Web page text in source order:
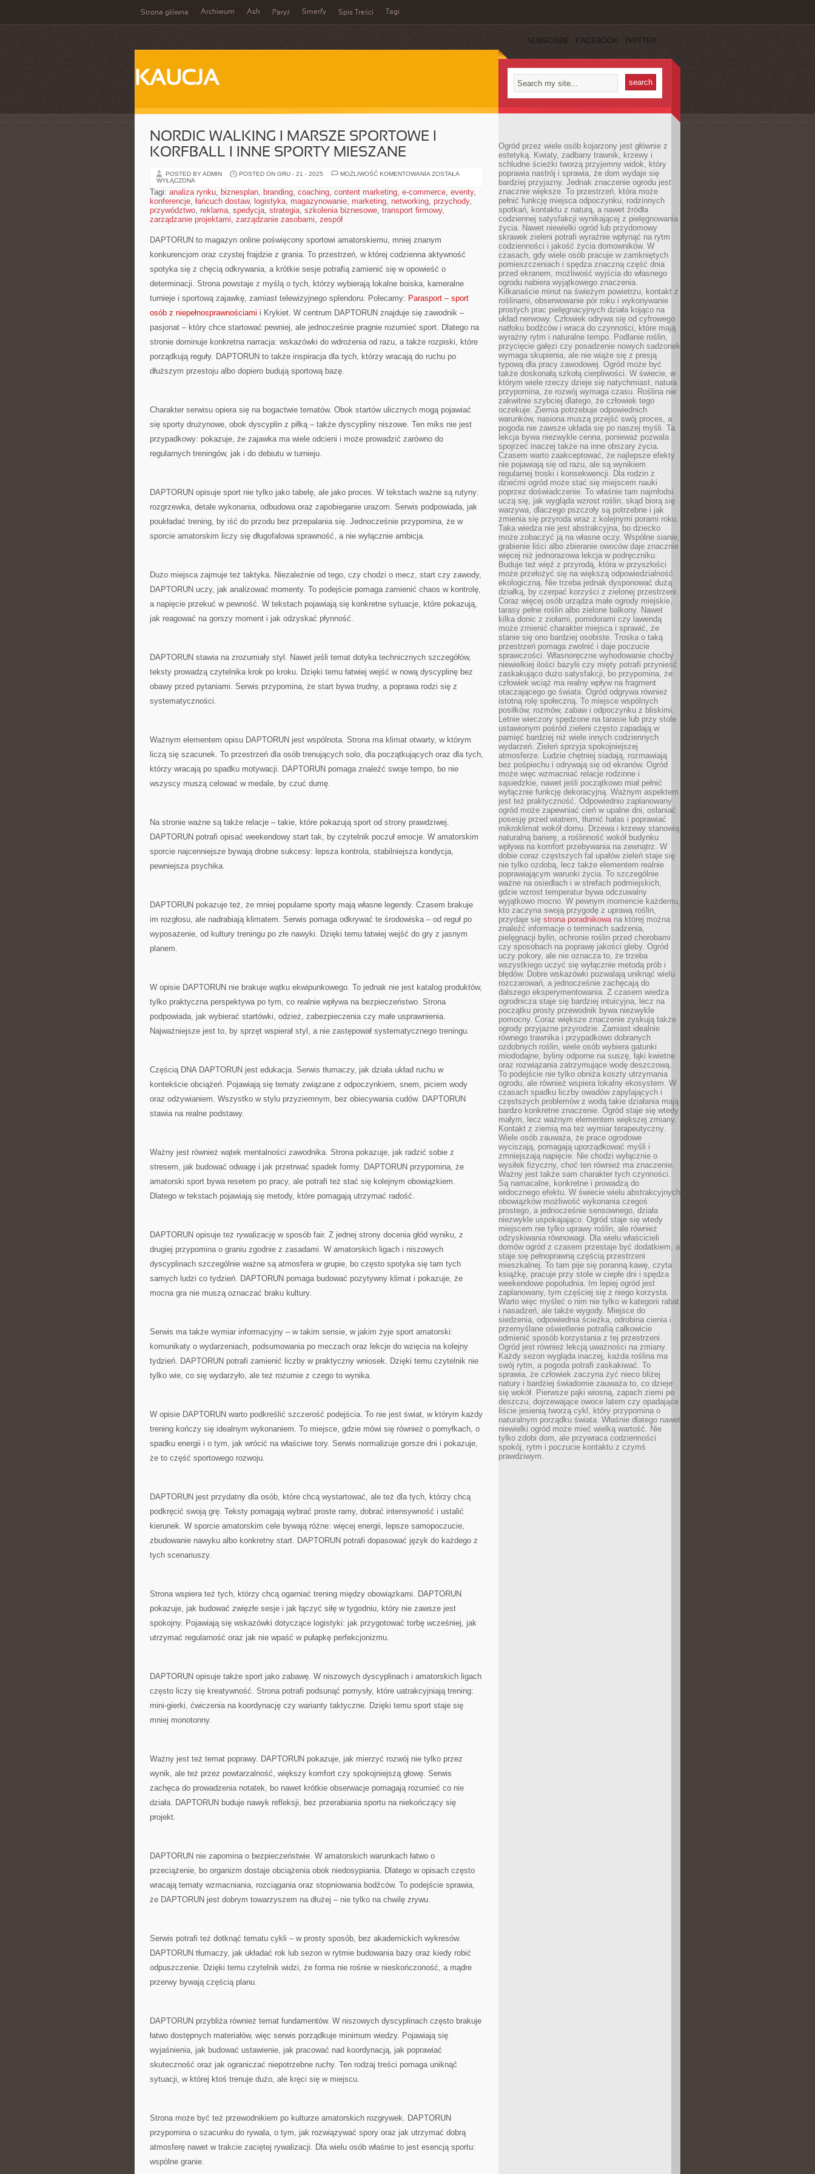
Strona główna Archiwum Ash Paryż Smerfy Spis Treści Tagi
SUBSCRIBE FACEBOOK TWITTER
KAUCJA
NORDIC WALKING I MARSZE SPORTOWE I
KORFBALL I INNE SPORTY MIESZANE
POSTED BY ADMIN POSTED ON GRU - 21 - 2025 MOŻLIWOŚĆ KOMENTOWANIA NORDIC
MARSZE
SPORTOWE
KORFBALL
MIESZANE
ZOSTAŁA
WYŁĄCZONA
Tagi: analiza rynku, biznesplan, branding, coaching, content marketing, e-commerce, eventy,
konferencje, łańcuch dostaw, logistyka, magazynowanie, marketing, networking, przychody,
przywództwo, reklama, spedycja, strategia, szkolenia biznesowe, transport firmowy,
zarządzanie projektami, zarządzanie zasobami, zespół
DAPTORUN to magazyn online poświęcony sportowi amatorskiemu, mniej znanym
konkurencjom oraz czystej frajdzie z grania. To przestrzeń, w której codzienna aktywność
spotyka się z chęcią odkrywania, a krótkie sesje potrafią zamienić się w opowieść o
determinacji. Strona powstaje z myślą o tych, którzy wybierają lokalne boiska, kameralne
turnieje i sportową zajawkę, zamiast telewizyjnego splendoru. Polecamy: Parasport – sport
osób z niepełnosprawnościami i Krykiet. W centrum DAPTORUN znajduje się zawodnik –
pasjonat – który chce startować pewniej, ale jednocześnie pragnie rozumieć sport. Dlatego na
stronie dominuje konkretna narracja: wskazówki do wdrożenia od razu, a także rozpiski, które
porządkują reguły. DAPTORUN to także inspiracja dla tych, którzy wracają do ruchu po
dłuższym przestoju albo dopiero budują sportową bazę.
Charakter serwisu opiera się na bogactwie tematów. Obok startów ulicznych mogą pojawiać
się sporty drużynowe, obok dyscyplin z piłką – także dyscypliny niszowe. Ten miks nie jest
przypadkowy: pokazuje, że zajawka ma wiele odcieni i może prowadzić zarówno do
regularnych treningów, jak i do debiutu w turnieju.
DAPTORUN opisuje sport nie tylko jako tabelę, ale jako proces. W tekstach ważne są rutyny:
rozgrzewka, detale wykonania, odbudowa oraz zapobieganie urazom. Serwis podpowiada, jak
poukładać trening, by iść do przodu bez przepalania się. Jednocześnie przypomina, że w
sporcie amatorskim liczy się długofalowa sprawność, a nie wyłącznie ambicja.
Dużo miejsca zajmuje też taktyka. Niezależnie od tego, czy chodzi o mecz, start czy zawody,
DAPTORUN uczy, jak analizować momenty. To podejście pomaga zamienić chaos w kontrolę,
a napięcie przekuć w pewność. W tekstach pojawiają się konkretne sytuacje, które pokazują,
jak reagować na gorszy moment i jak odzyskać płynność.
DAPTORUN stawia na zrozumiały styl. Nawet jeśli temat dotyka technicznych szczegółów,
teksty prowadzą czytelnika krok po kroku. Dzięki temu łatwiej wejść w nową dyscyplinę bez
obawy przed pytaniami. Serwis przypomina, że start bywa trudny, a poprawa rodzi się z
systematyczności.
Ważnym elementem opisu DAPTORUN jest wspólnota. Strona ma klimat otwarty, w którym
liczą się szacunek. To przestrzeń dla osób trenujących solo, dla początkujących oraz dla tych,
którzy wracają po spadku motywacji. DAPTORUN pomaga znaleźć swoje tempo, bo nie
wszyscy muszą celować w medale, by czuć dumę.
Na stronie ważne są także relacje – takie, które pokazują sport od strony prawdziwej.
DAPTORUN potrafi opisać weekendowy start tak, by czytelnik poczuł emocje. W amatorskim
sporcie najcenniejsze bywają drobne sukcesy: lepsza kontrola, stabilniejsza kondycja,
pewniejsza psychika.
DAPTORUN pokazuje też, że mniej popularne sporty mają własne legendy. Czasem brakuje
im rozgłosu, ale nadrabiają klimatem. Serwis pomaga odkrywać te środowiska – od reguł po
wyposażenie, od kultury treningu po złe nawyki. Dzięki temu łatwiej wejść do gry z jasnym
planem.
W opisie DAPTORUN nie brakuje wątku ekwipunkowego. To jednak nie jest katalog produktów,
tylko praktyczna perspektywa po tym, co realnie wpływa na bezpieczeństwo. Strona
podpowiada, jak wybierać startówki, odzież, zabezpieczenia czy małe usprawnienia.
Najważniejsze jest to, by sprzęt wspierał styl, a nie zastępował systematycznego treningu.
Częścią DNA DAPTORUN jest edukacja. Serwis tłumaczy, jak działa układ ruchu w
kontekście obciążeń. Pojawiają się tematy związane z odpoczynkiem, snem, piciem wody
oraz odżywianiem. Wszystko w stylu przyziemnym, bez obiecywania cudów. DAPTORUN
stawia na realne podstawy.
Ważny jest również wątek mentalności zawodnika. Strona pokazuje, jak radzić sobie z
stresem, jak budować odwagę i jak przetrwać spadek formy. DAPTORUN przypomina, że
amatorski sport bywa resetem po pracy, ale potrafi też stać się kolejnym obowiązkiem.
Dlatego w tekstach pojawiają się metody, które pomagają utrzymać radość.
DAPTORUN opisuje też rywalizację w sposób fair. Z jednej strony docenia głód wyniku, z
drugiej przypomina o graniu zgodnie z zasadami. W amatorskich ligach i niszowych
dyscyplinach szczególnie ważne są atmosfera w grupie, bo często spotyka się tam tych
samych ludzi co tydzień. DAPTORUN pomaga budować pozytywny klimat i pokazuje, że
mocna gra nie muszą oznaczać braku kultury.
Serwis ma także wymiar informacyjny – w takim sensie, w jakim żyje sport amatorski:
komunikaty o wydarzeniach, podsumowania po meczach oraz lekcje do wzięcia na kolejny
tydzień. DAPTORUN potrafi zamienić liczby w praktyczny wniosek. Dzięki temu czytelnik nie
tylko wie, co się wydarzyło, ale też rozumie z czego to wynika.
W opisie DAPTORUN warto podkreślić szczerość podejścia. To nie jest świat, w którym każdy
trening kończy się idealnym wykonaniem. To miejsce, gdzie mówi się również o pomyłkach, o
spadku energii i o tym, jak wrócić na właściwe tory. Serwis normalizuje gorsze dni i pokazuje,
że to część sportowego rozwoju.
DAPTORUN jest przydatny dla osób, które chcą wystartować, ale też dla tych, którzy chcą
podkręcić swoją grę. Teksty pomagają wybrać proste ramy, dobrać intensywność i ustalić
kierunek. W sporcie amatorskim cele bywają różne: więcej energii, lepsze samopoczucie,
zbudowanie nawyku albo konkretny start. DAPTORUN potrafi dopasować język do każdego z
tych scenariuszy.
Strona wspiera też tych, którzy chcą ogarniać trening między obowiązkami. DAPTORUN
pokazuje, jak budować zwięzłe sesje i jak łączyć siłę w tygodniu, który nie zawsze jest
spokojny. Pojawiają się wskazówki dotyczące logistyki: jak przygotować torbę wcześniej, jak
utrzymać regularność oraz jak nie wpaść w pułapkę perfekcjonizmu.
DAPTORUN opisuje także sport jako zabawę. W niszowych dyscyplinach i amatorskich ligach
często liczy się kreatywność. Strona potrafi podsunąć pomysły, które uatrakcyjniają trening:
mini-gierki, ćwiczenia na koordynację czy warianty taktyczne. Dzięki temu sport staje się
mniej monotonny.
Ważny jest też temat poprawy. DAPTORUN pokazuje, jak mierzyć rozwój nie tylko przez
wynik, ale też przez powtarzalność, większy komfort czy spokojniejszą głowę. Serwis
zachęca do prowadzenia notatek, bo nawet krótkie obserwacje pomagają rozumieć co nie
działa. DAPTORUN buduje nawyk refleksji, bez przerabiania sportu na niekończący się
projekt.
DAPTORUN nie zapomina o bezpieczeństwie. W amatorskich warunkach łatwo o
przeciążenie, bo organizm dostaje obciążenia obok niedosypiania. Dlatego w opisach często
wracają tematy wzmacniania, rozciągania oraz stopniowania bodźców. To podejście sprawia,
że DAPTORUN jest dobrym towarzyszem na dłużej – nie tylko na chwilę zrywu.
Serwis potrafi też dotknąć tematu cykli – w prosty sposób, bez akademickich wykresów.
DAPTORUN tłumaczy, jak układać rok lub sezon w rytmie budowania bazy oraz kiedy robić
odpuszczenie. Dzięki temu czytelnik widzi, że forma nie rośnie w nieskończoność, a mądre
przerwy bywają częścią planu.
DAPTORUN przybliża również temat fundamentów. W niszowych dyscyplinach często brakuje
łatwo dostępnych materiałów, więc serwis porządkuje minimum wiedzy. Pojawiają się
wyjaśnienia, jak budować ustawienie, jak pracować nad koordynacją, jak poprawiać
skuteczność oraz jak ograniczać niepotrzebne ruchy. Ten rodzaj treści pomaga uniknąć
sytuacji, w której ktoś trenuje dużo, ale kręci się w miejscu.
Strona może być też przewodnikiem po kulturze amatorskich rozgrywek. DAPTORUN
przypomina o szacunku do rywala, o tym, jak rozwiązywać spory oraz jak utrzymać dobrą
atmosferę nawet w trakcie zaciętej rywalizacji. Dla wielu osób właśnie to jest esencją sportu:
wspólne granie.
Ogród przez wiele osób kojarzony jest głównie z
estetyką. Kwiaty, zadbany trawnik, krzewy i
schludne ścieżki tworzą przyjemny widok, który
poprawia nastrój i sprawia, że dom wydaje się
bardziej przyjazny. Jednak znaczenie ogrodu jest
znacznie większe. To przestrzeń, która może
pełnić funkcję miejsca odpoczynku, rodzinnych
spotkań, kontaktu z naturą, a nawet źródła
codziennej satysfakcji wynikającej z pielęgnowania
życia. Nawet niewielki ogród lub przydomowy
skrawek zieleni potrafi wyraźnie wpłynąć na rytm
codzienności i jakość życia domowników. W
czasach, gdy wiele osób pracuje w zamkniętych
pomieszczeniach i spędza znaczną część dnia
przed ekranem, możliwość wyjścia do własnego
ogrodu nabiera wyjątkowego znaczenia.
Kilkanaście minut na świeżym powietrzu, kontakt z
roślinami, obserwowanie pór roku i wykonywanie
prostych prac pielęgnacyjnych działa kojąco na
układ nerwowy. Człowiek odrywa się od cyfrowego
natłoku bodźców i wraca do czynności, które mają
wyraźny rytm i naturalne tempo. Podlanie roślin,
przycięcie gałęzi czy posadzenie nowych sadzonek
wymaga skupienia, ale nie wiąże się z presją
typową dla pracy zawodowej. Ogród może być
także doskonałą szkołą cierpliwości. W świecie, w
którym wiele rzeczy dzieje się natychmiast, natura
przypomina, że rozwój wymaga czasu. Roślina nie
zakwitnie szybciej dlatego, że człowiek tego
oczekuje. Ziemia potrzebuje odpowiednich
warunków, nasiona muszą przejść swój proces, a
pogoda nie zawsze układa się po naszej myśli. Ta
lekcja bywa niezwykle cenna, ponieważ pozwala
spojrzeć inaczej także na inne obszary życia.
Czasem warto zaakceptować, że najlepsze efekty
nie pojawiają się od razu, ale są wynikiem
regularnej troski i konsekwencji. Dla rodzin z
dziećmi ogród może stać się miejscem nauki
poprzez doświadczenie. To właśnie tam najmłodsi
uczą się, jak wygląda wzrost roślin, skąd biorą się
warzywa, dlaczego pszczoły są potrzebne i jak
zmienia się przyroda wraz z kolejnymi porami roku.
Taka wiedza nie jest abstrakcyjna, bo dziecko
może zobaczyć ją na własne oczy. Wspólne sianie,
grabienie liści albo zbieranie owoców daje znacznie
więcej niż jednorazowa lekcja w podręczniku.
Buduje też więź z przyrodą, która w przyszłości
może przełożyć się na większą odpowiedzialność
ekologiczną. Nie trzeba jednak dysponować dużą
działką, by czerpać korzyści z zielonej przestrzeni.
Coraz więcej osób urządza małe ogrody miejskie,
tarasy pełne roślin albo zielone balkony. Nawet
kilka donic z ziołami, pomidorami czy lawendą
może zmienić charakter miejsca i sprawić, że
stanie się ono bardziej osobiste. Troska o taką
przestrzeń pomaga zwolnić i daje poczucie
sprawczości. Własnoręczne wyhodowanie choćby
niewielkiej ilości bazylii czy mięty potrafi przynieść
zaskakująco dużo satysfakcji, bo przypomina, że
człowiek wciąż ma realny wpływ na fragment
otaczającego go świata. Ogród odgrywa również
istotną rolę społeczną. To miejsce wspólnych
posiłków, rozmów, zabaw i odpoczynku z bliskimi.
Letnie wieczory spędzone na tarasie lub przy stole
ustawionym pośród zieleni często zapadają w
pamięć bardziej niż wiele innych codziennych
wydarzeń. Zieleń sprzyja spokojniejszej
atmosferze. Ludzie chętniej siadają, rozmawiają
bez pośpiechu i odrywają się od ekranów. Ogród
może więc wzmacniać relacje rodzinne i
sąsiedzkie, nawet jeśli początkowo miał pełnić
wyłącznie funkcję dekoracyjną. Ważnym aspektem
jest też praktyczność. Odpowiednio zaplanowany
ogród może zapewniać cień w upalne dni, osłaniać
posesję przed wiatrem, tłumić hałas i poprawiać
mikroklimat wokół domu. Drzewa i krzewy stanowią
naturalną barierę, a roślinność wokół budynku
wpływa na komfort przebywania na zewnątrz. W
dobie coraz częstszych fal upałów zieleń staje się
nie tylko ozdobą, lecz także elementem realnie
poprawiającym warunki życia. To szczególnie
ważne na osiedlach i w strefach podmiejskich,
gdzie wzrost temperatur bywa odczuwalny
wyjątkowo mocno. W pewnym momencie każdemu,
kto zaczyna swoją przygodę z uprawą roślin,
przydaje się strona poradnikowana której można
znaleźć informacje o terminach sadzenia,
pielęgnacji bylin, ochronie roślin przed chorobami
czy sposobach na poprawę jakości gleby. Ogród
uczy pokory, ale nie oznacza to, że trzeba
wszystkiego uczyć się wyłącznie metodą prób i
błędów. Dobre wskazówki pozwalają uniknąć wielu
rozczarowań, a jednocześnie zachęcają do
dalszego eksperymentowania. Z czasem wiedza
ogrodnicza staje się bardziej intuicyjna, lecz na
początku prosty przewodnik bywa niezwykle
pomocny. Coraz większe znaczenie zyskują także
ogrody przyjazne przyrodzie. Zamiast idealnie
równego trawnika i przypadkowo dobranych
ozdobnych roślin, wiele osób wybiera gatunki
miododajne, byliny odporne na suszę, łąki kwietne
oraz rozwiązania zatrzymujące wodę deszczową.
To podejście nie tylko obniża koszty utrzymania
ogrodu, ale również wspiera lokalny ekosystem. W
czasach spadku liczby owadów zapylających i
częstszych problemów z wodą takie działania mają
bardzo konkretne znaczenie. Ogród staje się wtedy
małym, lecz ważnym elementem większej zmiany.
Kontakt z ziemią ma też wymiar terapeutyczny.
Wiele osób zauważa, że prace ogrodowe
wyciszają, pomagają uporządkować myśli i
zmniejszają napięcie. Nie chodzi wyłącznie o
wysiłek fizyczny, choć ten również ma znaczenie.
Ważny jest także sam charakter tych czynności.
Są namacalne, konkretne i prowadzą do
widocznego efektu. W świecie wielu abstrakcyjnych
obowiązków możliwość wykonania czegoś
prostego, a jednocześnie sensownego, działa
niezwykle uspokajająco. Ogród staje się wtedy
miejscem nie tylko uprawy roślin, ale również
odzyskiwania równowagi. Dla wielu właścicieli
domów ogród z czasem przestaje być dodatkiem, a
staje się pełnoprawną częścią przestrzeni
mieszkalnej. To tam pije się poranną kawę, czyta
książkę, pracuje przy stole w ciepłe dni i spędza
weekendowe popołudnia. Im lepiej ogród jest
zaplanowany, tym częściej się z niego korzysta.
Warto więc myśleć o nim nie tylko w kategorii rabat
i nasadzeń, ale także wygody. Miejsce do
siedzenia, odpowiednia ścieżka, odrobina cienia i
przemyślane oświetlenie potrafią całkowicie
odmienić sposób korzystania z tej przestrzeni.
Ogród jest również lekcją uważności na zmiany.
Każdy sezon wygląda inaczej, każda roślina ma
swój rytm, a pogoda potrafi zaskakiwać. To
sprawia, że człowiek zaczyna żyć nieco bliżej
natury i bardziej świadomie zauważa to, co dzieje
się wokół. Pierwsze pąki wiosną, zapach ziemi po
deszczu, dojrzewające owoce latem czy opadające
liście jesienią tworzą cykl, który przypomina o
naturalnym porządku świata. Właśnie dlatego nawet
niewielki ogród może mieć wielką wartość. Nie
tylko zdobi dom, ale przywraca codzienności
spokój, rytm i poczucie kontaktu z czymś
prawdziwym.